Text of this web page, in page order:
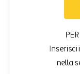
Inserisci
nella